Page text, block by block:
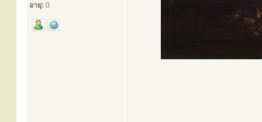
อายุ: 0